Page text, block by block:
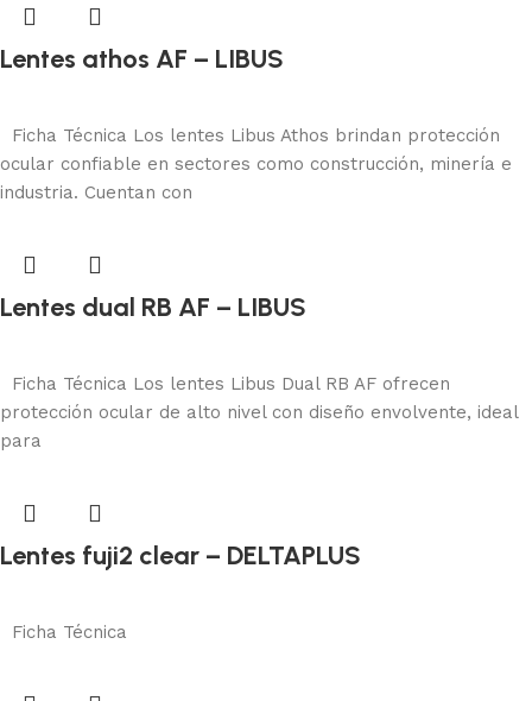
Lentes athos AF – LIBUS
Ficha Técnica Los lentes Libus Athos brindan protección
ocular confiable en sectores como construcción, minería e
industria. Cuentan con
Lentes dual RB AF – LIBUS
Ficha Técnica Los lentes Libus Dual RB AF ofrecen
protección ocular de alto nivel con diseño envolvente, ideal
para
Lentes fuji2 clear – DELTAPLUS
Protección visual
Ficha Técnica